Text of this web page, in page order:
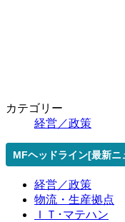
カテゴリー
経営／政策
MFヘッドライン[最新ニ
経営／政策
物流・生産拠点
ＩＴ･マテハン